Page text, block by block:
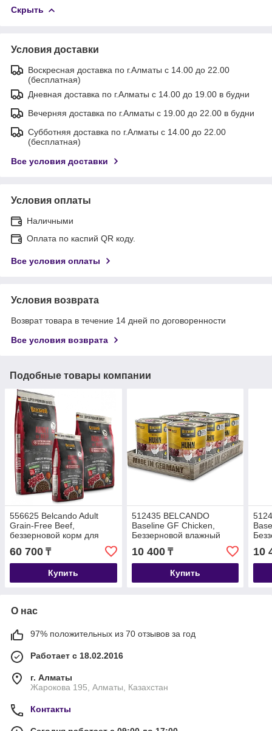
Скрыть
Условия доставки
Воскресная доставка по г.Алматы с 14.00 до 22.00
(бесплатная)
Дневная доставка по г.Алматы с 14.00 до 19.00 в будни
Вечерняя доставка по г.Алматы с 19.00 до 22.00 в будни
Субботняя доставка по г.Алматы с 14.00 до 22.00
(бесплатная)
Все условия доставки
Условия оплаты
Наличными
Оплата по каспий QR коду.
Все условия оплаты
Условия возврата
Возврат товара в течение 14 дней по договоренности
Все условия возврата
Подобные товары компании
556625 Belcando Adult
Grain-Free Beef,
беззерновой корм для
взрослых собак с
говядиной, уп.12,5 кг
60 700 ₸
Купить
512435 BELCANDO
Baseline GF Chicken,
Беззерновой влажный
корм для взрослых собак,
с курицей, уп.6*400г
10 400₸
Купить
с
10
О нас
97% положительных из 70 отзывов за год
Работает с 18.02.2016
г. Алматы
Жарокова 195, Алматы, Казахстан
Контакты